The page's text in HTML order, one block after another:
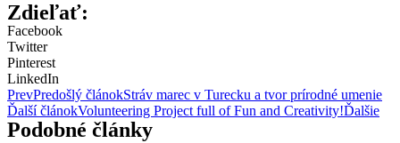
Zdieľať:
Facebook
Twitter
Pinterest
LinkedIn
PrevPredošlý článokStráv marec v Turecku a tvor prírodné umenie
Ďalší článokVolunteering Project full of Fun and Creativity!Ďalšie
Podobné články